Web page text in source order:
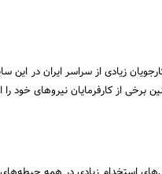
زیادی از سراسر ایران در این
از کارفرمایان نیروهای خود را